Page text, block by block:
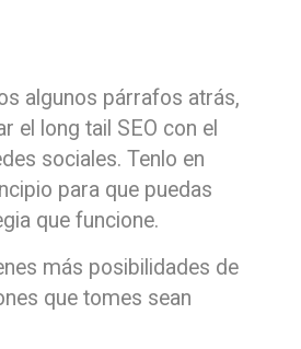
algunos párrafos atrás,
el long tail SEO con el
sociales. Tenlo en
para que puedas
que funcione.
más posibilidades de
que tomes sean